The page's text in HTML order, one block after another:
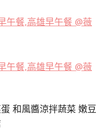
和風醬涼拌蔬菜 嫩豆